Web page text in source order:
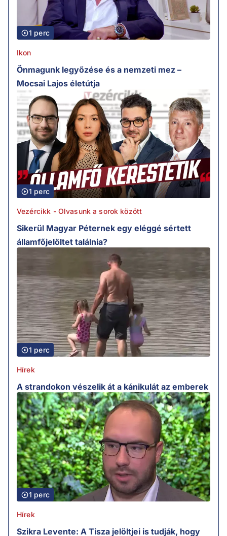
1 perc
Ikon
Önmagunk legyőzése és a nemzeti mez –
Mocsai Lajos életútja
1 perc
Vezércikk - Olvasunk a sorok között
Sikerül Magyar Péternek egy eléggé sértett
államfőjelöltet találnia?
1 perc
Hírek
A strandokon vészelik át a kánikulát az emberek
1 perc
Hírek
Szikra Levente: A Tisza jelöltjei is tudják, hogy